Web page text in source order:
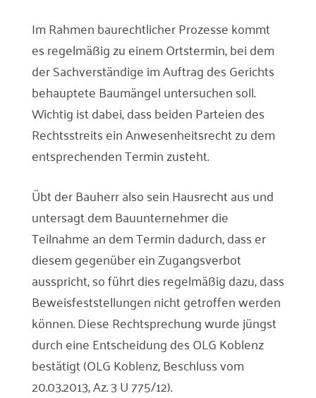
Im Rahmen baurechtlicher Prozesse kommt
es regelmäßig zu einem Ortstermin, bei dem
der Sachverständige im Auftrag des Gerichts
behauptete Baumängel untersuchen soll.
Wichtig ist dabei, dass beiden Parteien des
Rechtsstreits ein Anwesenheitsrecht zu dem
entsprechenden Termin zusteht.
Übt der Bauherr also sein Hausrecht aus und
untersagt dem Bauunternehmer die
Teilnahme an dem Termin dadurch, dass er
diesem gegenüber ein Zugangsverbot
ausspricht, so führt dies regelmäßig dazu, dass
Beweisfeststellungen nicht getroffen werden
können. Diese Rechtsprechung wurde jüngst
durch eine Entscheidung des OLG Koblenz
bestätigt (OLG Koblenz, Beschluss vom
20.03.2013, Az. 3 U 775/12).